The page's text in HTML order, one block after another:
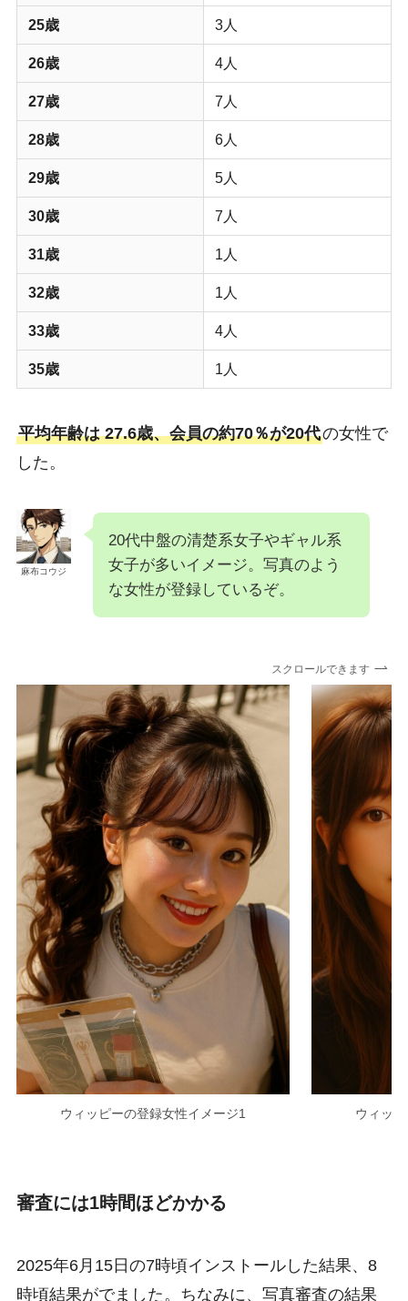
25歳 3人
26歳 4人
27歳 7人
28歳 6人
29歳 5人
30歳 7人
31歳 1人
32歳 1人
33歳 4人
35歳 1人
平均年齢は 27.6歳、会員の約70％が20代の女性で
した。
麻布コウジ
20代中盤の清楚系女子やギャル系
女子が多いイメージ。写真のよう
な女性が登録しているぞ。
スクロールできます
ウィッピーの登録女性イメージ1 ウィッ
審査には1時間ほどかかる
2025年6月15日の7時頃インストールした結果、8
時頃結果がでました。ちなみに、写真審査の結果